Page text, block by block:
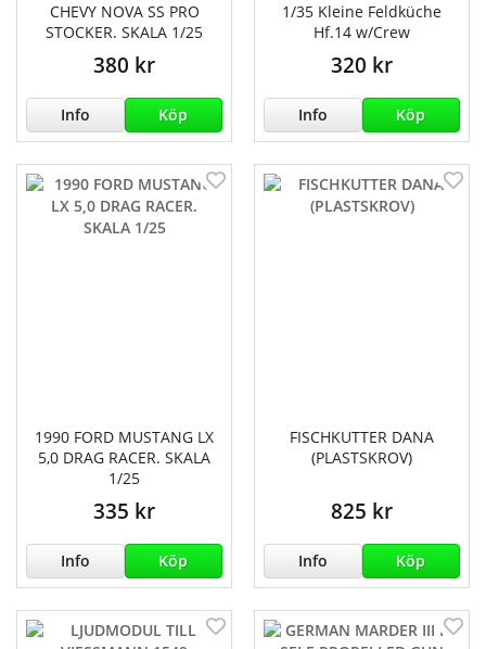
CHEVY NOVA SS PRO
STOCKER. SKALA 1/25
380 kr
Info Köp
1/35 Kleine Feldküche
Hf.14 w/Crew
320 kr
Info Köp
1990 FORD MUSTANG LX
5,0 DRAG RACER. SKALA
1/25
335 kr
Info Köp
FISCHKUTTER DANA
(PLASTSKROV)
825 kr
Info Köp